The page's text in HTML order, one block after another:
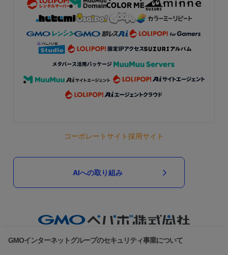
コーポレートサイト採用サイト
AIへの取り組み
GMOインターネットグループのセキュリティ事業について